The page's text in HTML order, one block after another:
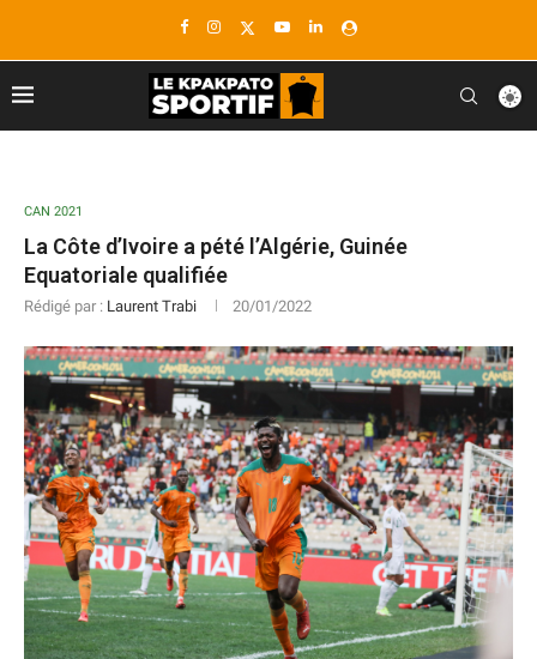
CAN 2021
La Côte d’Ivoire a pété l’Algérie, Guinée
Equatoriale qualifiée
Rédigé par : Laurent Trabi 20/01/2022